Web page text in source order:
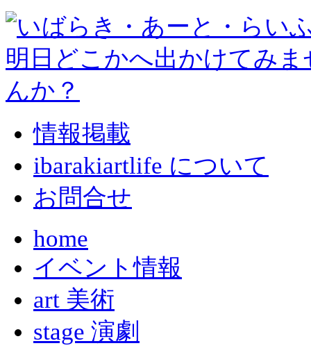
情報掲載
ibarakiartlife について
お問合せ
home
イベント情報
art 美術
stage 演劇